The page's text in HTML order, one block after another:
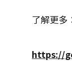
了解更多
https://